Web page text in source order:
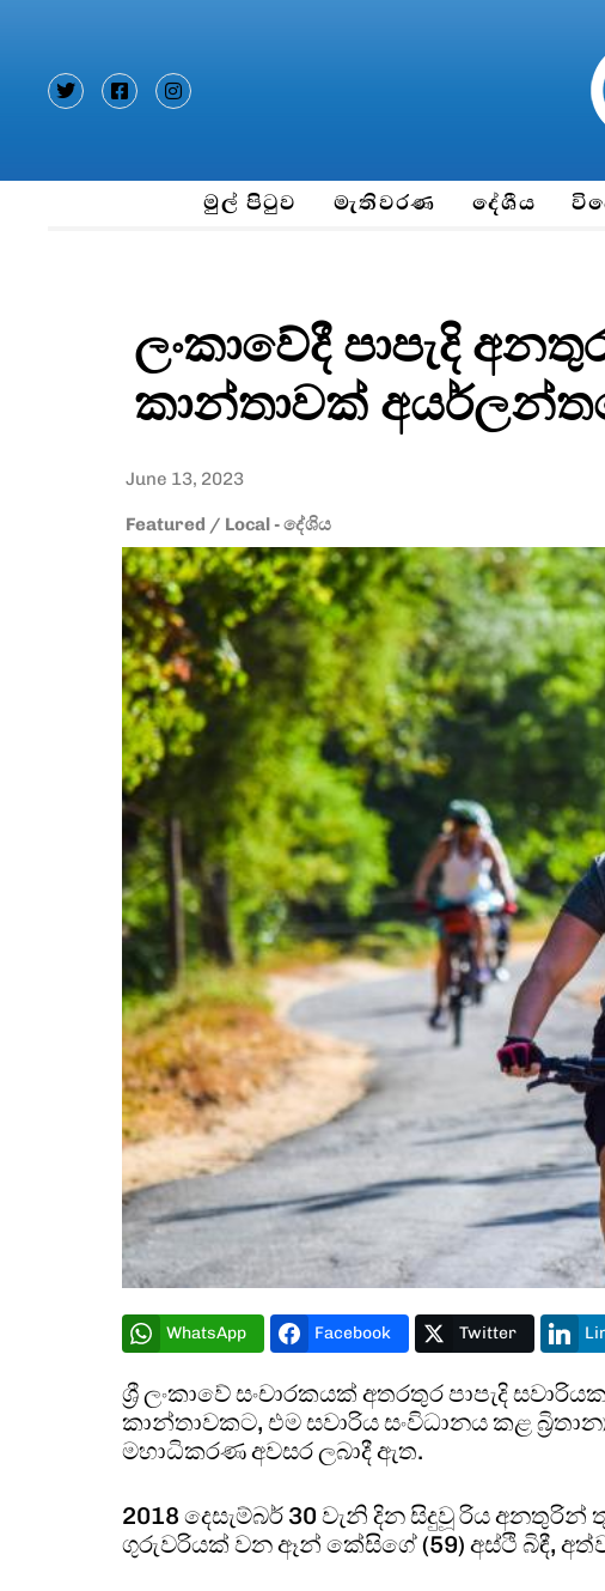
මුල් පිටුව මැතිවරණ දේශීය
ලංකාවේදී පාපැදි
කාන්තාවක්
June 13, 2023
Featured / Local - දේශිය
WhatsApp Facebook Twitter
ශ්‍රී ලංකාවේ සංචාරකයක් අතරතුර පාපැදි
කාන්තාවකට, එම සවාරිය සංවිධානය කළ
මහාධිකරණ අවසර ලබාදී ඇත.
2018 දෙසැම්බර් 30 වැනි දින සිදුවූ රිය
ගුරුවරියක් වන ඈන් කේසිගේ (59) අස්ථි බිඳී,